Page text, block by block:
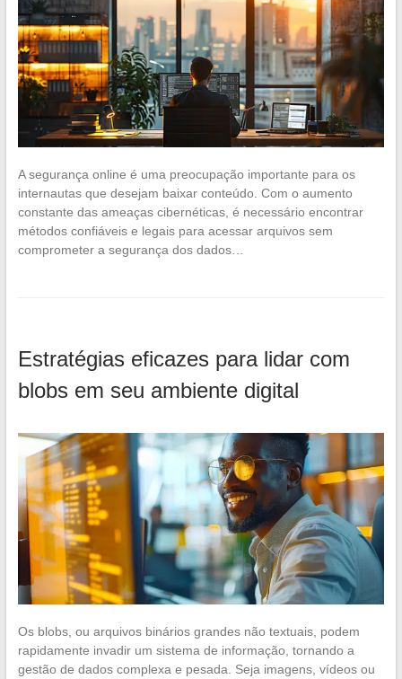
A segurança online é uma preocupação importante para os
internautas que desejam baixar conteúdo. Com o aumento
constante das ameaças cibernéticas, é necessário encontrar
métodos confiáveis e legais para acessar arquivos sem
comprometer a segurança dos dados…
Estratégias eficazes para lidar com
blobs em seu ambiente digital
Os blobs, ou arquivos binários grandes não textuais, podem
rapidamente invadir um sistema de informação, tornando a
gestão de dados complexa e pesada. Seja imagens, vídeos ou